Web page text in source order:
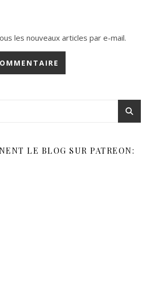
les nouveaux articles par e-mail.
LE BLOG SUR PATREON: